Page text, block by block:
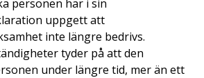
personen har i sin
uppgett att
inte längre bedrivs.
tyder på att den
under längre tid, mer än ett